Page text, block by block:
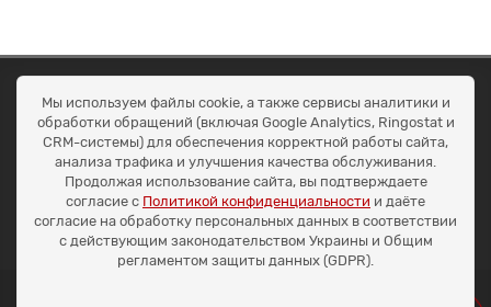
ОКЕАН ТРЕЙД
Договір публичної оферти
Доставка та оплата
Наші контакти
Умови повернення
+38 (099) 452-20-02
+38 (098) 492-20-02
office@ocean.biz.ua
Мы используем файлы cookie, а также сервисы аналитики и
обработки обращений (включая Google Analytics, Ringostat и
CRM-системы) для обеспечения корректной работы сайта,
анализа трафика и улучшения качества обслуживания.
Продолжая использование сайта, вы подтверждаете
согласие с Политикой конфиденциальности и даёте
согласие на обработку персональных данных в соответствии
с действующим законодательством Украины и Общим
регламентом защиты данных (GDPR).